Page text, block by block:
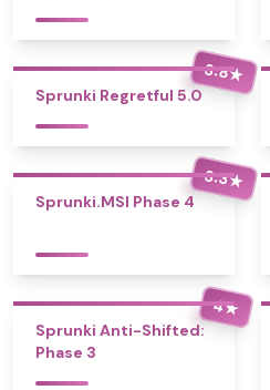
3.8★
Sprunki Regretful 5.0
3.3★
Sprunki.MSI Phase 4
4★
Sprunki Anti-Shifted:
Phase 3